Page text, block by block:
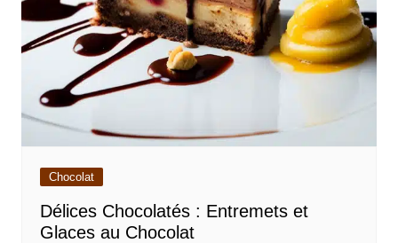
Chocolat
Délices Chocolatés : Entremets et
Glaces au Chocolat